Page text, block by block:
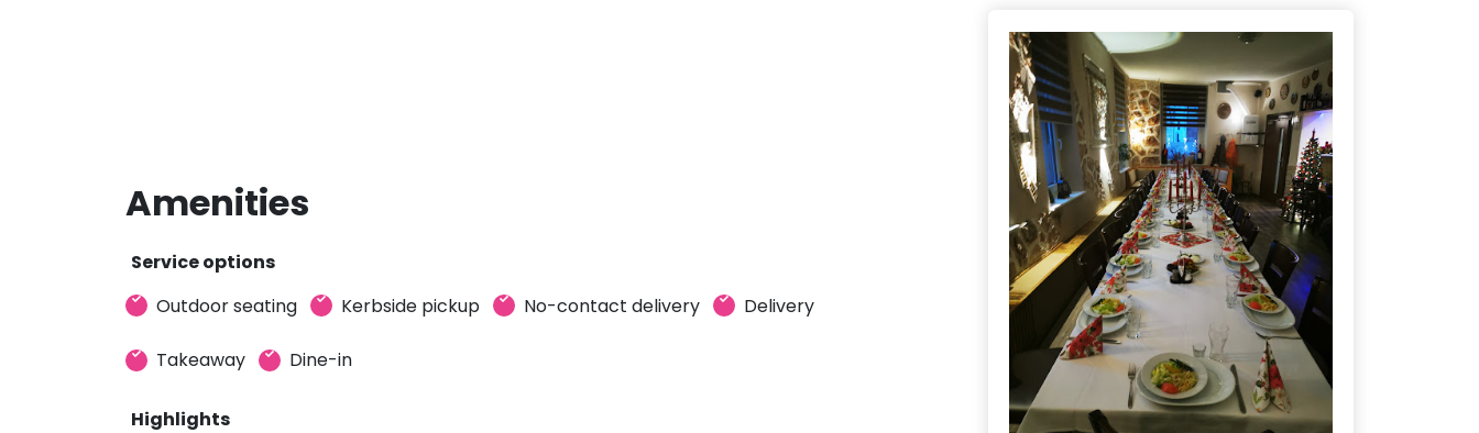
Amenities
Service options
Outdoor seating
Kerbside pickup No-contact delivery Delivery
Takeaway Dine-in
Highlights